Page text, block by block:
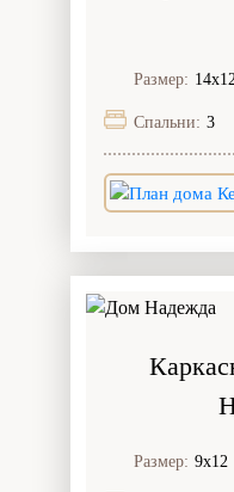
Размер:
Спальни: 3
Размер: 9х12